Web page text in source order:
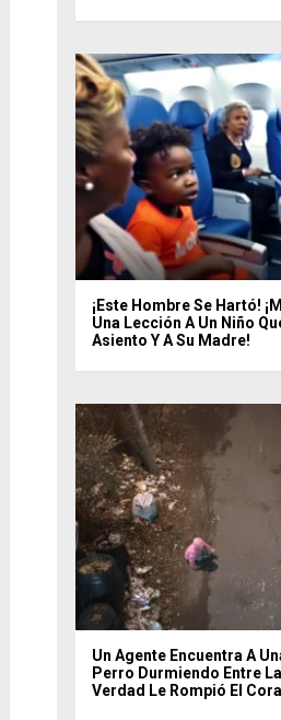
¡Este Hombre Se Hartó!
Una Lección A Un Niño
Asiento Y A Su Madre!
Un Agente Encuentra A
Perro Durmiendo Entre
Verdad Le Rompió El